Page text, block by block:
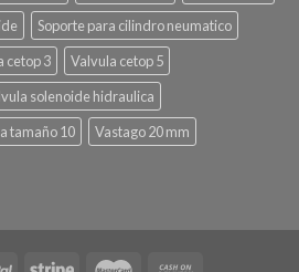
Soporte para cilindro neumatico
cetop 3
Valvula cetop 5
solenoide hidraulica
tamaño 10
Vastago 20 mm